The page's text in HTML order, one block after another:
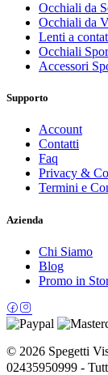
Occhiali da
Occhiali da
Lenti a
Occhiali
Accessori
Supporto
Account
Contatti
Faq
Privacy &
Termini e
Azienda
Chi Siamo
Blog
Promo in
© 2026 Spegetti
02435950999 -